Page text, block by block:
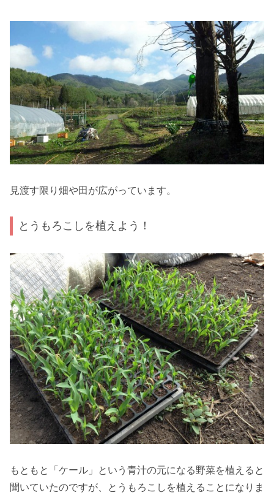
見渡す限り畑や田が広がっています。
とうもろこしを植えよう！
もともと「ケール」という青汁の元になる野菜を植えると
聞いていたのですが、とうもろこしを植えることになりま